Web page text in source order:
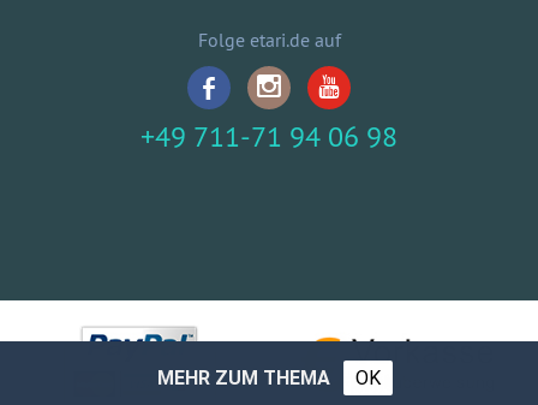
Folge etari.de auf
+49 711-71 94 06 98
MEHR ZUM THEMA OK